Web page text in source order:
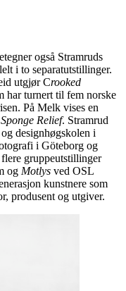
også Stramruds
i to separatutstillinger.
utgjør Crooked
har turnert til fem norske
På Melk vises en
Sponge Relief. Stramrud
designhøgskolen i
i Göteborg og
gruppeutstillinger
og Motlys ved OSL
kunstnere som
produsent og utgiver.